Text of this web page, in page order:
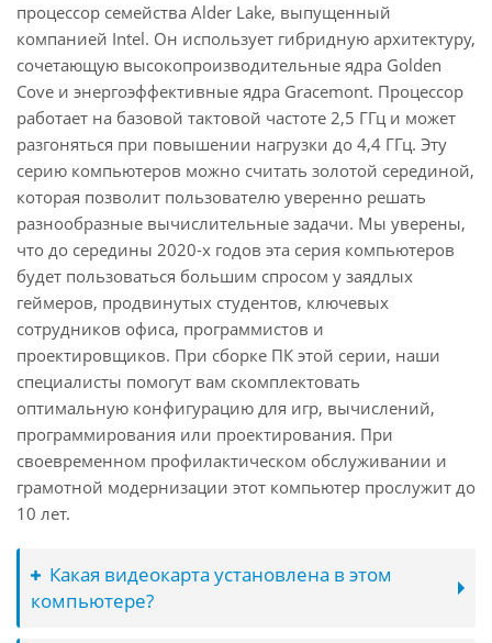
процессор семейства Alder Lake, выпущенный
компанией Intel. Он использует гибридную архитектуру,
сочетающую высокопроизводительные ядра Golden
Cove и энергоэффективные ядра Gracemont. Процессор
работает на базовой тактовой частоте 2,5 ГГц и может
разгоняться при повышении нагрузки до 4,4 ГГц. Эту
серию компьютеров можно считать золотой серединой,
которая позволит пользователю уверенно решать
разнообразные вычислительные задачи. Мы уверены,
что до середины 2020-х годов эта серия компьютеров
будет пользоваться большим спросом у заядлых
геймеров, продвинутых студентов, ключевых
сотрудников офиса, программистов и
проектировщиков. При сборке ПК этой серии, наши
специалисты помогут вам скомплектовать
оптимальную конфигурацию для игр, вычислений,
программирования или проектирования. При
своевременном профилактическом обслуживании и
грамотной модернизации этот компьютер прослужит до
10 лет.
Какая видеокарта установлена в этом
компьютере?